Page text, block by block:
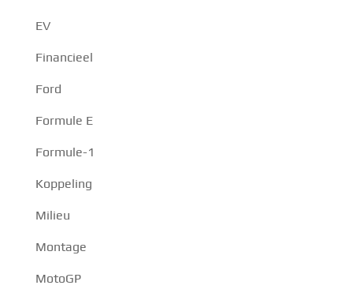
EV
Financieel
Ford
Formule E
Formule-1
Koppeling
Milieu
Montage
MotoGP